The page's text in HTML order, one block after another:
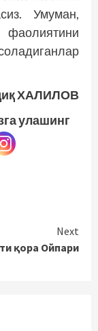
Умуман,
ХАЛИЛОВ
улашинг
Next
қора Ойпари